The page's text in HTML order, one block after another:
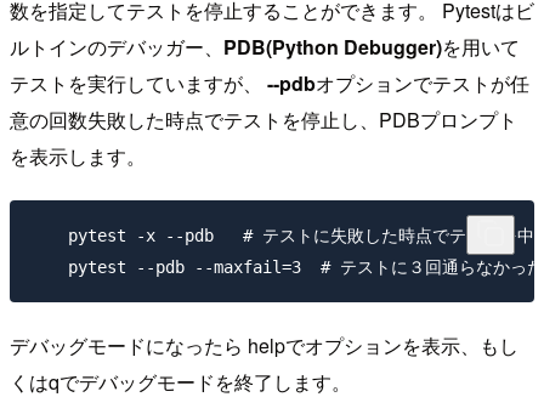
数を指定してテストを停止することができます。 Pytestはビ
ルトインのデバッガー、 PDB(Python Debugger)を用いて
テストを実行していますが、 --pdbオプションでテストが任
意の回数失敗した時点でテストを停止し、PDBプロンプト
を表示します。
pytest -x --pdb   # テストに失敗した時点でテストを中
デバッグモードになったら helpでオプションを表示、もし
くはqでデバッグモードを終了します。